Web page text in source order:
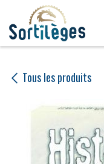
Se rendre au contenu
Tous les produits